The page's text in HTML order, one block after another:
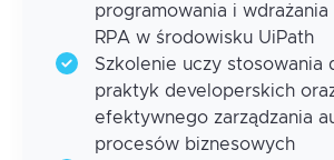
programowania i
RPA w środowisku UiPath
Szkolenie uczy stosowania
praktyk developerskich
efektywnego zarządzania
procesów biznesowych